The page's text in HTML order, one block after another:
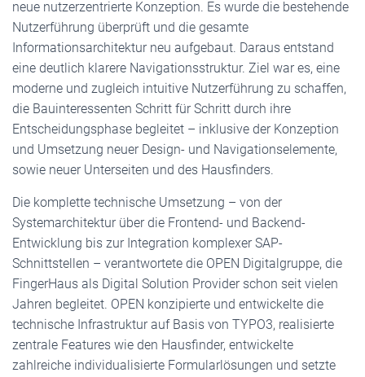
neue nutzerzentrierte Konzeption. Es wurde die bestehende
Nutzerführung überprüft und die gesamte
Informationsarchitektur neu aufgebaut. Daraus entstand
eine deutlich klarere Navigationsstruktur. Ziel war es, eine
moderne und zugleich intuitive Nutzerführung zu schaffen,
die Bauinteressenten Schritt für Schritt durch ihre
Entscheidungsphase begleitet – inklusive der Konzeption
und Umsetzung neuer Design- und Navigationselemente,
sowie neuer Unterseiten und des Hausfinders.
Die komplette technische Umsetzung – von der
Systemarchitektur über die Frontend- und Backend-
Entwicklung bis zur Integration komplexer SAP-
Schnittstellen – verantwortete die OPEN Digitalgruppe, die
FingerHaus als Digital Solution Provider schon seit vielen
Jahren begleitet. OPEN konzipierte und entwickelte die
technische Infrastruktur auf Basis von TYPO3, realisierte
zentrale Features wie den Hausfinder, entwickelte
zahlreiche individualisierte Formularlösungen und setzte